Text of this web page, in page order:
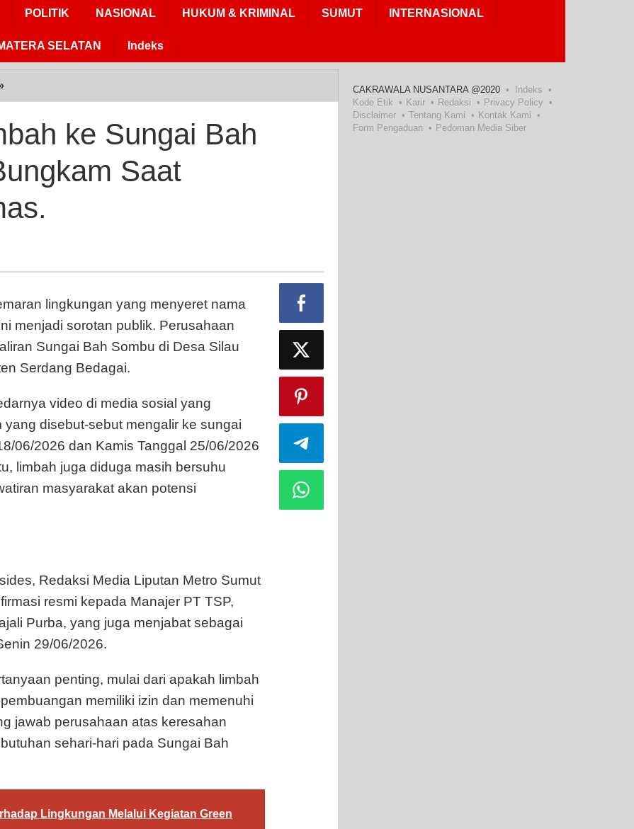
POLITIK NASIONAL HUKUM & KRIMINAL SUMUT INTERNASIONAL
SELATAN Indeks
Buang
ke
Bah
Sombu,
PT
TSP
Dikonfirmasi,
ke Sungai Bah
Saat
lingkungan yang menyeret nama
menjadi sorotan publik. Perusahaan
Sungai Bah Sombu di Desa Silau
Serdang Bedagai.
video di media sosial yang
disebut-sebut mengalir ke sungai
06/2026 dan Kamis Tanggal 25/06/2026
limbah juga diduga masih bersuhu
masyarakat akan potensi
Redaksi Media Liputan Metro Sumut
resmi kepada Manajer PT TSP,
Purba, yang juga menjabat sebagai
29/06/2026.
penting, mulai dari apakah limbah
memiliki izin dan memenuhi
jawab perusahaan atas keresahan
sehari-hari pada Sungai Bah
Lingkungan Melalui Kegiatan Green
CAKRAWALA NUSANTARA @2020
Indeks
Kode Etik
Karir Redaksi
Privacy Policy
Disclaimer
Tentang Kami
Kontak Kami
Form Pengaduan
Pedoman Media Siber